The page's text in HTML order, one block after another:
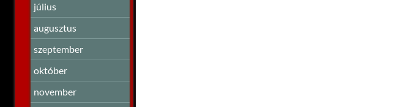
július
augusztus
szeptember
október
november